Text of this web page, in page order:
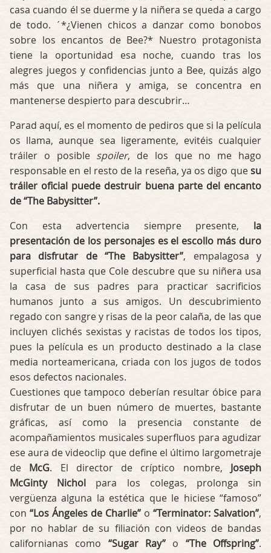
casa cuando él se duerme y la niñera se queda a cargo
de todo. ´*¿Vienen chicos a danzar como bonobos
sobre los encantos de Bee?* Nuestro protagonista
tiene la oportunidad esa noche, cuando tras los
alegres juegos y confidencias junto a Bee, quizás algo
más que una niñera y amiga, se concentra en
mantenerse despierto para descubrir…
Parad aquí, es el momento de pediros que si la película
os llama, aunque sea ligeramente, evitéis cualquier
tráiler o posible spoiler, de los que no me hago
responsable en el resto de la reseña, ya os digo quesu
tráiler oficial puede destruir buena parte del encanto
de “The Babysitter”.
Con esta advertencia siempre presente, la
presentación de los personajes es el escollo más duro
para disfrutar de “The Babysitter”, empalagosa y
superficial hasta que Cole descubre que su niñera usa
la casa de sus padres para practicar sacrificios
humanos junto a sus amigos. Un descubrimiento
regado con sangre y risas de la peor calaña, de las que
incluyen clichés sexistas y racistas de todos los tipos,
pues la película es un producto destinado a la clase
media norteamericana, criada con los jugos de todos
esos defectos nacionales.
Cuestiones que tampoco deberían resultar óbice para
disfrutar de un buen número de muertes, bastante
gráficas, así como la presencia constante de
acompañamientos musicales superfluos para agudizar
ese aura de videoclip que define el último largometraje
de McG. El director de críptico nombre, Joseph
McGinty Nichol para los colegas, prolonga sin
vergüenza alguna la estética que le hiciese “famoso”
con “Los Ángeles de Charlie” o “Terminator: Salvation”,
por no hablar de su filiación con videos de bandas
californianas como “Sugar Ray” o “The Offspring”.